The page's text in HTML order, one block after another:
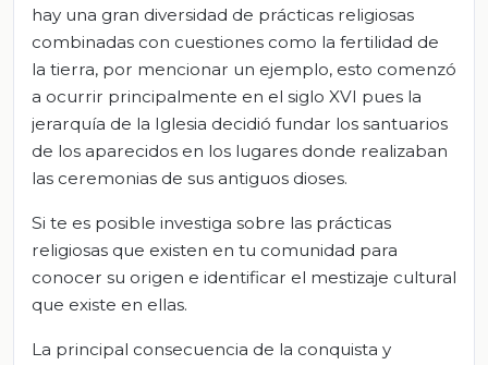
hay una gran diversidad de prácticas religiosas
combinadas con cuestiones como la fertilidad de
la tierra, por mencionar un ejemplo, esto comenzó
a ocurrir principalmente en el siglo XVI pues la
jerarquía de la Iglesia decidió fundar los santuarios
de los aparecidos en los lugares donde realizaban
las ceremonias de sus antiguos dioses.
Si te es posible investiga sobre las prácticas
religiosas que existen en tu comunidad para
conocer su origen e identificar el mestizaje cultural
que existe en ellas.
La principal consecuencia de la conquista y